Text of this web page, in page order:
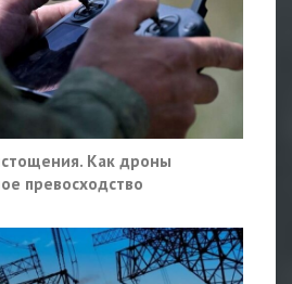
Как дроны
превосходство